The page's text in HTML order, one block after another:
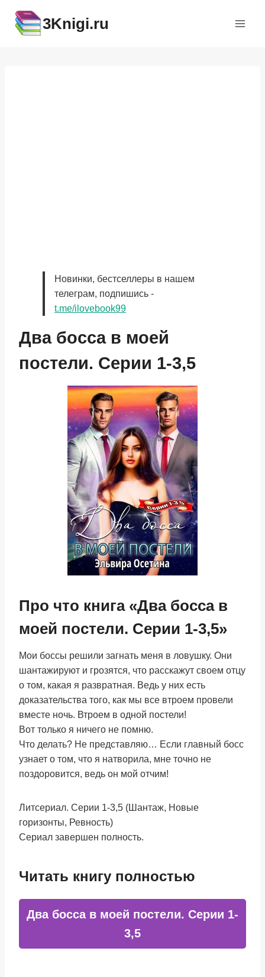
содержимому
3Knigi.ru
Новинки, бестселлеры в нашем
телеграм, подпишись -
t.me/ilovebook99
Два босса в моей
постели. Серии 1-3,5
Про что книга «Два босса в
моей постели. Серии 1-3,5»
Мои боссы решили загнать меня в ловушку. Они
шантажируют и грозятся, что расскажут своем отцу
о том, какая я развратная. Ведь у них есть
доказательства того, как мы все втроем провели
вместе ночь. Втроем в одной постели!
Вот только я ничего не помню.
Что делать? Не представляю… Если главный босс
узнает о том, что я натворила, мне точно не
поздоровится, ведь он мой отчим!
Литсериал. Серии 1-3,5 (Шантаж, Новые
горизонты, Ревность)
Сериал завершен полность.
Читать книгу полностью
Два босса в моей постели. Серии 1-
3,5